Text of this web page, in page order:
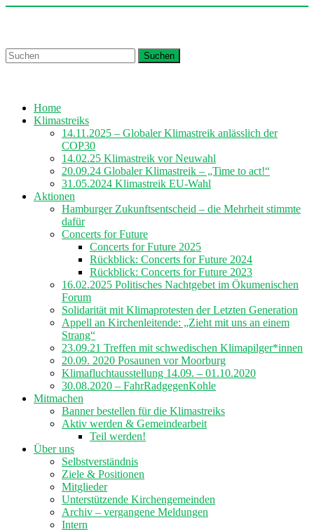
Skip
Suchen
Home
Klimastreiks
14.11.2025 – Globaler Klimastreik anlässlich der
COP30
14.02.25 Klimastreik vor Neuwahl
20.09.24 Globaler Klimastreik – „Time to act!“
31.05.2024 Klimastreik EU-Wahl
Aktionen
Hamburger Zukunftsentscheid – die Mehrheit stimmte
dafür
Concerts for Future
Concerts for Future 2025
Rückblick: Concerts for Future 2024
Rückblick: Concerts for Future 2023
16.02.2025 Politisches Nachtgebet im Ökumenischen
Forum
Solidarität mit Klimaprotesten der Letzten Generation
Appell an Kirchenleitende: „Zieht mit uns an einem
Strang“
23.09.21 Treffen mit schwedischen Klimapilger*innen
20.09. 2020 Posaunen vor Moorburg
Klimafluchtausstellung 14.09. – 01.10.2020
30.08.2020 – FahrRadgegenKohle
Mitmachen
Banner bestellen für die Klimastreiks
Aktiv werden & Gemeindearbeit
Teil werden!
Über uns
Selbstverständnis
Ziele & Positionen
Mitglieder
Unterstützende Kirchengemeinden
Archiv – vergangene Meldungen
Intern